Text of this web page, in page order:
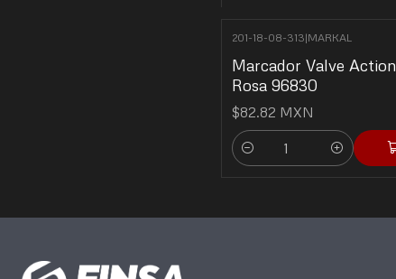
201-18-08-313|MARKAL
Marcador Valve Action
Rosa 96830
$82.82 MXN
Cantidad